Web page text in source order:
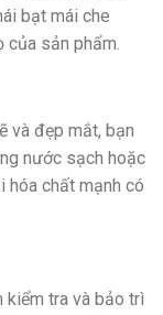
bạt mái che
của sản phẩm.
và đẹp mắt, bạn
nước sạch hoặc
hóa chất mạnh có
kiểm tra và bảo trì